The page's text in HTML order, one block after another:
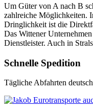
Um Güter von A nach B
zahlreiche Möglichkeiten.
Dringlichkeit ist die
Das Wittener Unternehmen
Dienstleister. Auch in
Schnelle Spedition
Tägliche Abfahrten